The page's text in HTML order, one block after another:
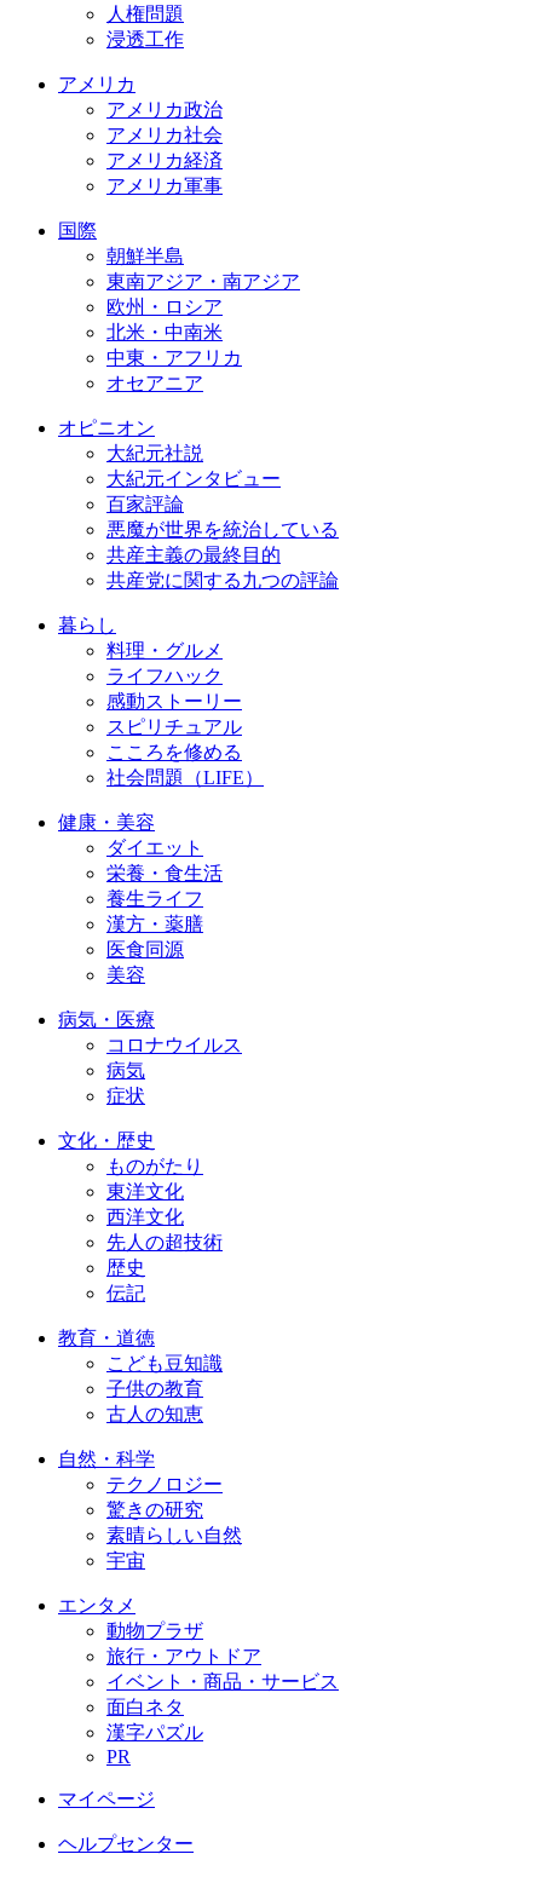
人権問題
浸透工作
アメリカ
アメリカ政治
アメリカ社会
アメリカ経済
アメリカ軍事
国際
朝鮮半島
東南アジア・南アジア
欧州・ロシア
北米・中南米
中東・アフリカ
オセアニア
オピニオン
大紀元社説
大紀元インタビュー
百家評論
悪魔が世界を統治している
共産主義の最終目的
共産党に関する九つの評論
暮らし
料理・グルメ
ライフハック
感動ストーリー
スピリチュアル
こころを修める
社会問題（LIFE）
健康・美容
ダイエット
栄養・食生活
養生ライフ
漢方・薬膳
医食同源
美容
病気・医療
コロナウイルス
病気
症状
文化・歴史
ものがたり
東洋文化
西洋文化
先人の超技術
歴史
伝記
教育・道徳
こども豆知識
子供の教育
古人の知恵
自然・科学
テクノロジー
驚きの研究
素晴らしい自然
宇宙
エンタメ
動物プラザ
旅行・アウトドア
イベント・商品・サービス
面白ネタ
漢字パズル
PR
マイページ
ヘルプセンター